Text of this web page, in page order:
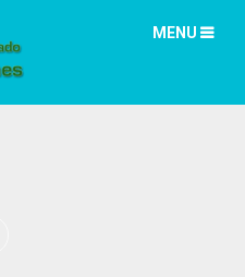
MENU